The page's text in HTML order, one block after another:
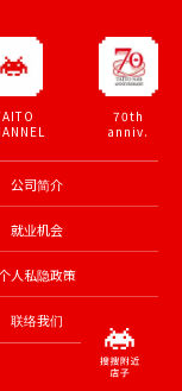
70th
anniv.
公司简介
就业机会
人私隐政策
联络我们